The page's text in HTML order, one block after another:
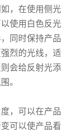
，在使用侧光
使用白色反光
同时保持产品
烈的光线，适
会给反射光添
。
，可以在产品
可以使产品看